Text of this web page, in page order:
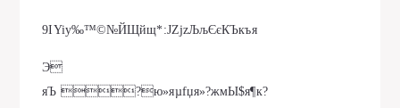
9IYiy‰™©№ЙЩйщ*:JZjzЉљЄєКЪкъя
Э
яЪ ?ю»яµfџя»?жмЫ$я¶к?